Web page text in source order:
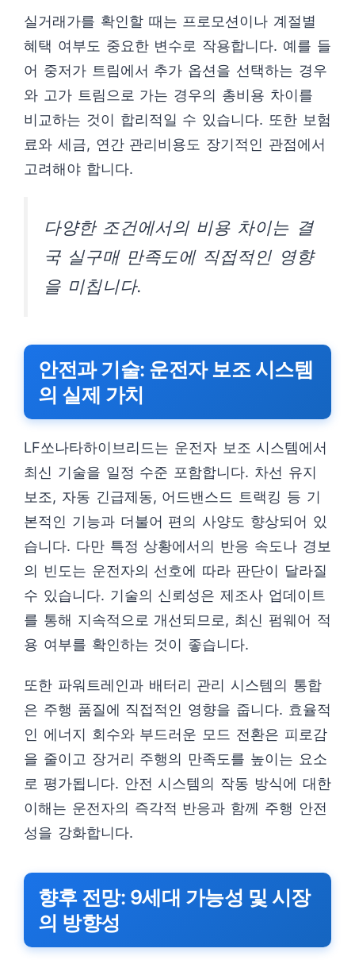
실거래가를 확인할 때는 프로모션이나 계절별
혜택 여부도 중요한 변수로 작용합니다. 예를 들
어 중저가 트림에서 추가 옵션을 선택하는 경우
와 고가 트림으로 가는 경우의 총비용 차이를
비교하는 것이 합리적일 수 있습니다. 또한 보험
료와 세금, 연간 관리비용도 장기적인 관점에서
고려해야 합니다.
다양한 조건에서의 비용 차이는 결
국 실구매 만족도에 직접적인 영향
을 미칩니다.
안전과 기술: 운전자 보조 시스템
의 실제 가치
LF쏘나타하이브리드는 운전자 보조 시스템에서
최신 기술을 일정 수준 포함합니다. 차선 유지
보조, 자동 긴급제동, 어드밴스드 트랙킹 등 기
본적인 기능과 더불어 편의 사양도 향상되어 있
습니다. 다만 특정 상황에서의 반응 속도나 경보
의 빈도는 운전자의 선호에 따라 판단이 달라질
수 있습니다. 기술의 신뢰성은 제조사 업데이트
를 통해 지속적으로 개선되므로, 최신 펌웨어 적
용 여부를 확인하는 것이 좋습니다.
또한 파워트레인과 배터리 관리 시스템의 통합
은 주행 품질에 직접적인 영향을 줍니다. 효율적
인 에너지 회수와 부드러운 모드 전환은 피로감
을 줄이고 장거리 주행의 만족도를 높이는 요소
로 평가됩니다. 안전 시스템의 작동 방식에 대한
이해는 운전자의 즉각적 반응과 함께 주행 안전
성을 강화합니다.
향후 전망: 9세대 가능성 및 시장
의 방향성